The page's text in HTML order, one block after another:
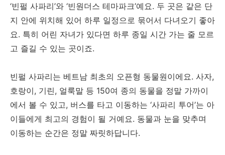
‘빈펄 사파리’와 ‘빈원더스 테마파크’예요. 두 곳은 같은 단
지 안에 위치해 있어 하루 일정으로 묶어서 다녀오기 좋아
요. 특히 어린 자녀가 있다면 하루 종일 시간 가는 줄 모르
고 즐길 수 있는 곳이죠.
빈펄 사파리는 베트남 최초의 오픈형 동물원이에요. 사자,
호랑이, 기린, 얼룩말 등 150여 종의 동물을 정말 가까이
에서 볼 수 있고, 버스를 타고 이동하는 ‘사파리 투어’는 아
이들에게 최고의 경험이 될 거예요. 동물과 눈을 맞추며
이동하는 순간은 정말 짜릿하답니다.